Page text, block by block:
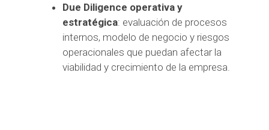
Due Diligence operativa y
estratégica: evaluación de procesos
internos, modelo de negocio y riesgos
operacionales que puedan afectar la
viabilidad y crecimiento de la empresa.